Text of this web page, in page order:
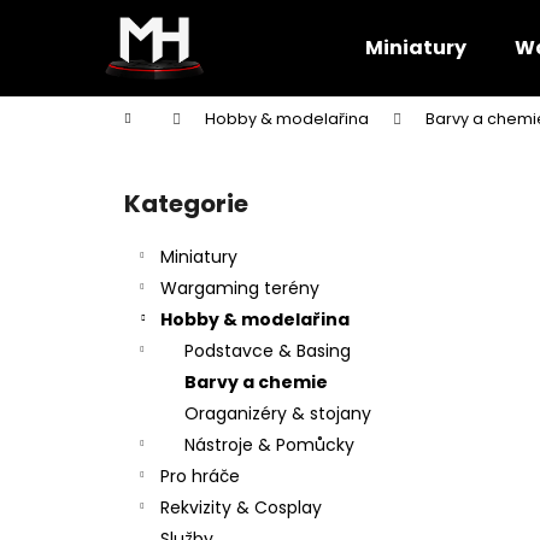
Miniatury
Domů Hobby & modelařina Barvy a
Přeskočit
kategorie
Kategorie
Miniatury
Wargaming terény
Hobby & modelařina
Podstavce & Basing
Barvy a chemie
Oraganizéry & stojany
Nástroje & Pomůcky
Pro hráče
Rekvizity & Cosplay
í
Zpět
do
Zpět
do